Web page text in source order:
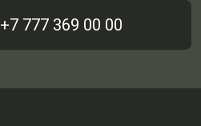
+7 777 369 00 00